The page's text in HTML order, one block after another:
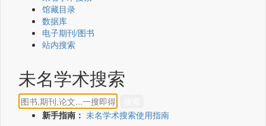
馆藏目录
数据库
电子期刊/图书
站内搜索
未名学术搜索
新手指南： 未名学术搜索使用指南